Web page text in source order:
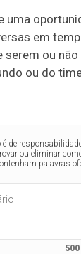
uma
em
serem ou
ou do
de
ou eliminar
palavras
500